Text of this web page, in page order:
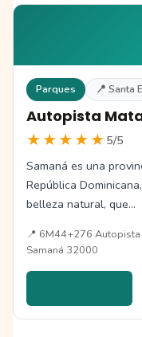
Parques 📍 Santa
Autopista
★★★★★ 5/5
Samaná es una
República
belleza natural, que…
📍 6M44+276 Autopista
Samaná 32000